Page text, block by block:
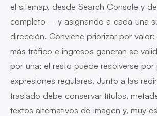
el sitemap, desde Search Console y
completo— y asignando a cada una
dirección. Conviene priorizar por valor:
más tráfico e ingresos generan se
por una; el resto puede resolverse
expresiones regulares. Junto a las
traslado debe conservar títulos,
textos alternativos de imagen y, muy